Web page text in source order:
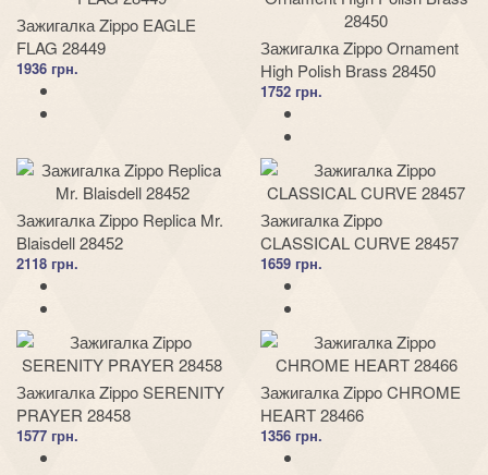
Зажигалка Zippo EAGLE
FLAG 28449
1936 грн.
Зажигалка Zippo Ornament
High Polish Brass 28450
1752 грн.
Зажигалка Zippo Replica Mr.
Blaisdell 28452
2118 грн.
Зажигалка Zippo
CLASSICAL CURVE 28457
1659 грн.
Зажигалка Zippo SERENITY
PRAYER 28458
1577 грн.
Зажигалка Zippo CHROME
HEART 28466
1356 грн.